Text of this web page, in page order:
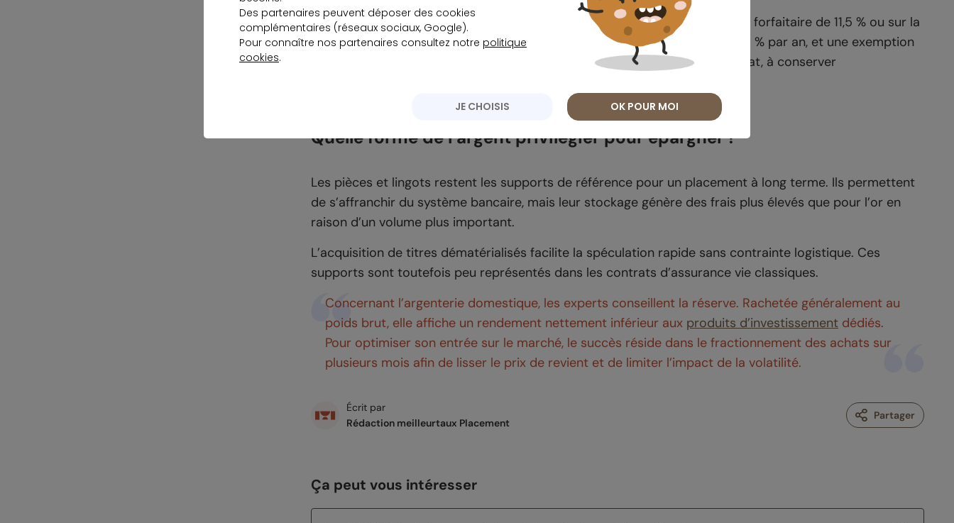
La vente de pièces sera imposable. Deux cas sont envisageables : une taxe forfaitaire de 11,5 % ou sur la
plus-value à hauteur de 37,6 %. Ce dernier régime offre une réduction de 5 % par an, et une exemption
totale après une durée de détention de vingt-deux ans. Les factures d’achat, à conserver
Quelle forme de l’argent privilégier pour épargner ?
Les pièces et lingots restent les supports de référence pour un placement à long terme. Ils permettent
de s’affranchir du système bancaire, mais leur stockage génère des frais plus élevés que pour l’or en
raison d’un volume plus important.
L’acquisition de titres dématérialisés facilite la spéculation rapide sans contrainte logistique. Ces
supports sont toutefois peu représentés dans les contrats d’assurance vie classiques.
Concernant l’argenterie domestique, les experts conseillent la réserve. Rachetée généralement au
poids brut, elle affiche un rendement nettement inférieur aux produits d’investissement dédiés.
Pour optimiser son entrée sur le marché, le succès réside dans le fractionnement des achats sur
plusieurs mois afin de lisser le prix de revient et de limiter l’impact de la volatilité.
Écrit par
Rédaction meilleurtaux Placement
Partager
Ça peut vous intéresser
Des partenaires peuvent déposer des cookies
complémentaires (réseaux sociaux, Google).
Pour connaître nos partenaires consultez notre politique
cookies.
JE CHOISIS OK POUR MOI